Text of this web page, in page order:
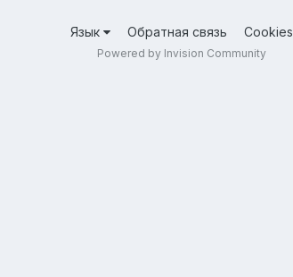
Язык Обратная связь Cookies
Powered by Invision Community